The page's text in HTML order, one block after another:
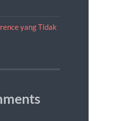
yang Tidak